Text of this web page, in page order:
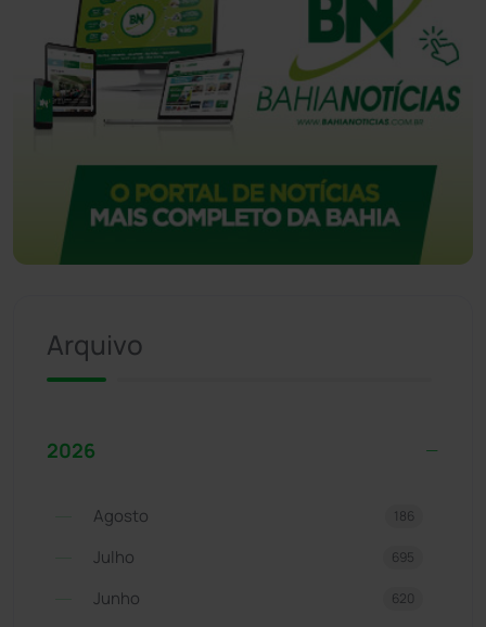
Arquivo
2026
Agosto 186
Julho 695
Junho 620